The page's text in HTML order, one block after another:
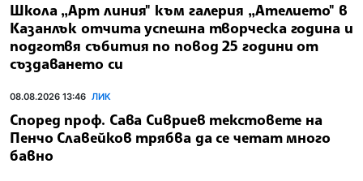
Школа „Арт линия" към галерия „Ателието" в
Казанлък отчита успешна творческа година и
подготвя събития по повод 25 години от
създаването си
08.08.2026 13:46 ЛИК
Според проф. Сава Сивриев текстовете на
Пенчо Славейков трябва да се четат много
бавно